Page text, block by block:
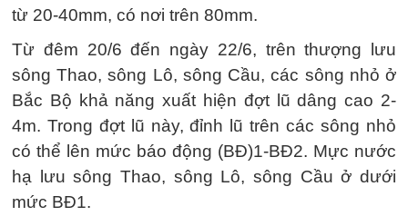
từ 20-40mm, có nơi trên 80mm.
Từ đêm 20/6 đến ngày 22/6, trên thượng lưu
sông Thao, sông Lô, sông Cầu, các sông nhỏ ở
Bắc Bộ khả năng xuất hiện đợt lũ dâng cao 2-
4m. Trong đợt lũ này, đỉnh lũ trên các sông nhỏ
có thể lên mức báo động (BĐ)1-BĐ2. Mực nước
hạ lưu sông Thao, sông Lô, sông Cầu ở dưới
mức BĐ1.